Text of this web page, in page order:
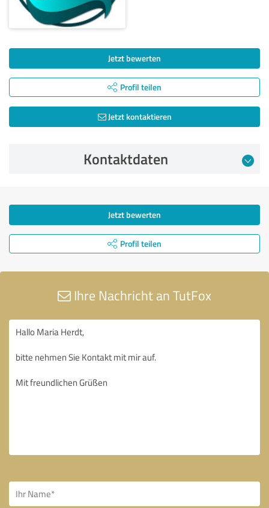
Jetzt bewerten
Profil teilen
Jetzt kontaktieren
Kontaktdaten
Jetzt bewerten
Profil teilen
Ihre Nachricht an TutFox